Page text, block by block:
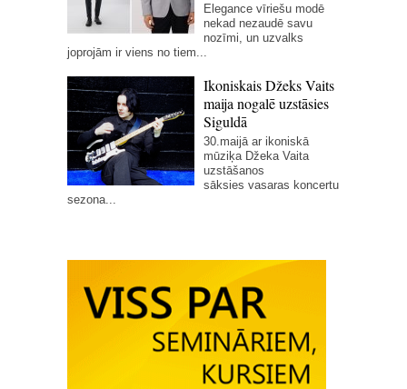
Elegance vīriešu modē
nekad nezaudē savu
nozīmi, un uzvalks
joprojām ir viens no tiem...
Ikoniskais Džeks Vaits
maija nogalē uzstāsies
Siguldā
30.maijā ar ikoniskā
mūziķa Džeka Vaita
uzstāšanos
sāksies vasaras koncertu
sezona...